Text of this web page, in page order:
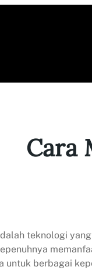
Cara
teknologi
untuk berbagai